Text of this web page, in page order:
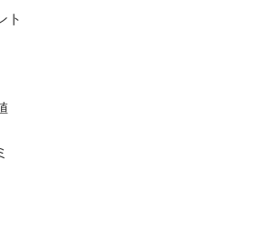
ト